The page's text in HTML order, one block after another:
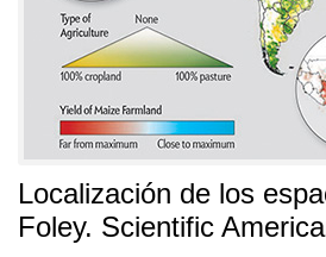
Localización de los
Foley. Scientific